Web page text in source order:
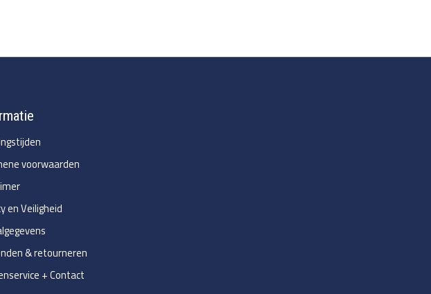
voorwaarden
en Veiligheid
& retourneren
+ Contact